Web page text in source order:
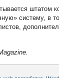
штатом
систему, в